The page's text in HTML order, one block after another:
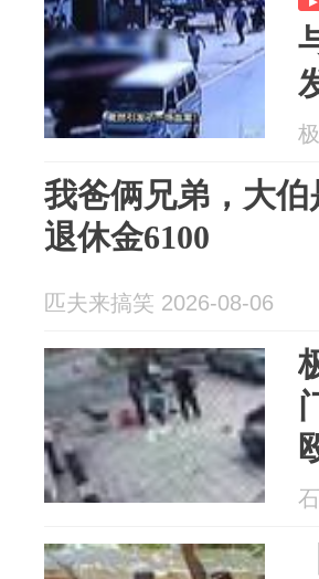
我爸俩兄弟，大
退休金6100
匹夫来搞笑 2026-08-06